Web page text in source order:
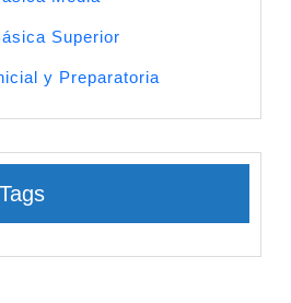
Superior
y Preparatoria
Tags